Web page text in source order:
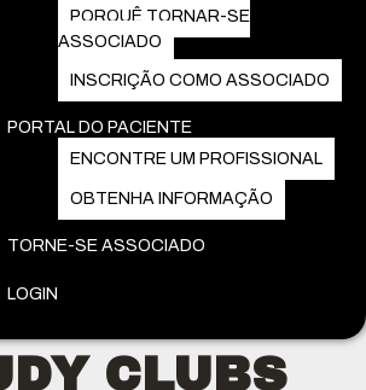
PORQUÊ TORNAR-SE
ASSOCIADO
INSCRIÇÃO COMO ASSOCIADO
PORTAL DO PACIENTE
ENCONTRE UM PROFISSIONAL
OBTENHA INFORMAÇÃO
TORNE-SE ASSOCIADO
LOGIN
CLUBS